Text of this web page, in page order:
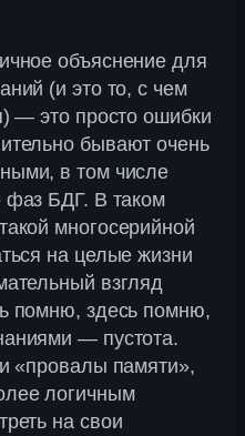
объяснение для
(и это то, с чем
— это просто ошибки
бывают очень
в том числе
фаз БДГ. В таком
многосерийной
на целые жизни
взгляд
помню, здесь помню,
— пустота.
«провалы памяти»,
логичным
на свои